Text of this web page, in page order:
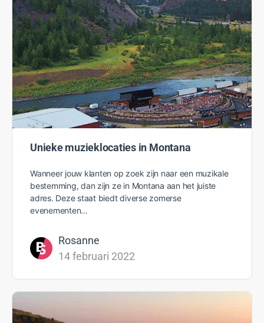
Unieke muzieklocaties in Montana
Wanneer jouw klanten op zoek zijn naar een muzikale
bestemming, dan zijn ze in Montana aan het juiste
adres. Deze staat biedt diverse zomerse
evenementen…
Rosanne
14 februari 2022